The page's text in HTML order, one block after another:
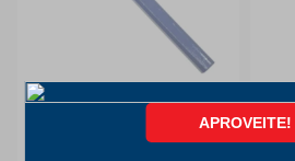
Chave para Dobrar Ferro
1/4" Simples S 103 CID
VILLENA